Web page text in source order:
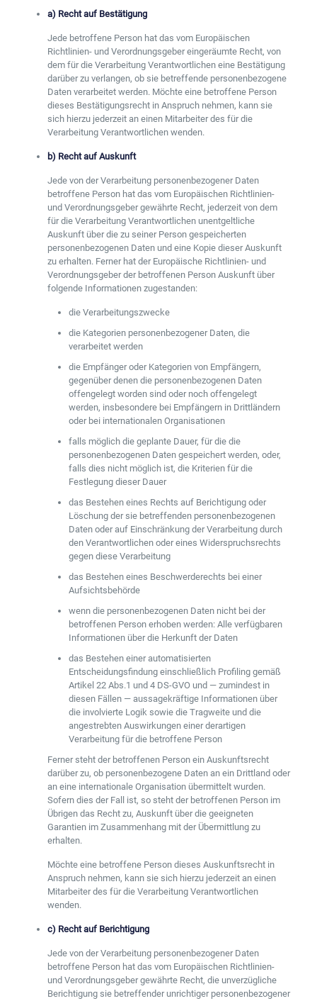
a) Recht auf Bestätigung
Jede betroffene Person hat das vom Europäischen
Richtlinien- und Verordnungsgeber eingeräumte Recht, von
dem für die Verarbeitung Verantwortlichen eine Bestätigung
darüber zu verlangen, ob sie betreffende personenbezogene
Daten verarbeitet werden. Möchte eine betroffene Person
dieses Bestätigungsrecht in Anspruch nehmen, kann sie
sich hierzu jederzeit an einen Mitarbeiter des für die
Verarbeitung Verantwortlichen wenden.
b) Recht auf Auskunft
Jede von der Verarbeitung personenbezogener Daten
betroffene Person hat das vom Europäischen Richtlinien-
und Verordnungsgeber gewährte Recht, jederzeit von dem
für die Verarbeitung Verantwortlichen unentgeltliche
Auskunft über die zu seiner Person gespeicherten
personenbezogenen Daten und eine Kopie dieser Auskunft
zu erhalten. Ferner hat der Europäische Richtlinien- und
Verordnungsgeber der betroffenen Person Auskunft über
folgende Informationen zugestanden:
die Verarbeitungszwecke
die Kategorien personenbezogener Daten, die
verarbeitet werden
die Empfänger oder Kategorien von Empfängern,
gegenüber denen die personenbezogenen Daten
offengelegt worden sind oder noch offengelegt
werden, insbesondere bei Empfängern in Drittländern
oder bei internationalen Organisationen
falls möglich die geplante Dauer, für die die
personenbezogenen Daten gespeichert werden, oder,
falls dies nicht möglich ist, die Kriterien für die
Festlegung dieser Dauer
das Bestehen eines Rechts auf Berichtigung oder
Löschung der sie betreffenden personenbezogenen
Daten oder auf Einschränkung der Verarbeitung durch
den Verantwortlichen oder eines Widerspruchsrechts
gegen diese Verarbeitung
das Bestehen eines Beschwerderechts bei einer
Aufsichtsbehörde
wenn die personenbezogenen Daten nicht bei der
betroffenen Person erhoben werden: Alle verfügbaren
Informationen über die Herkunft der Daten
das Bestehen einer automatisierten
Entscheidungsfindung einschließlich Profiling gemäß
Artikel 22 Abs.1 und 4 DS-GVO und — zumindest in
diesen Fällen — aussagekräftige Informationen über
die involvierte Logik sowie die Tragweite und die
angestrebten Auswirkungen einer derartigen
Verarbeitung für die betroffene Person
Ferner steht der betroffenen Person ein Auskunftsrecht
darüber zu, ob personenbezogene Daten an ein Drittland oder
an eine internationale Organisation übermittelt wurden.
Sofern dies der Fall ist, so steht der betroffenen Person im
Übrigen das Recht zu, Auskunft über die geeigneten
Garantien im Zusammenhang mit der Übermittlung zu
erhalten.
Möchte eine betroffene Person dieses Auskunftsrecht in
Anspruch nehmen, kann sie sich hierzu jederzeit an einen
Mitarbeiter des für die Verarbeitung Verantwortlichen
wenden.
c) Recht auf Berichtigung
Jede von der Verarbeitung personenbezogener Daten
betroffene Person hat das vom Europäischen Richtlinien-
und Verordnungsgeber gewährte Recht, die unverzügliche
Berichtigung sie betreffender unrichtiger personenbezogener